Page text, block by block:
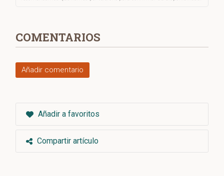
COMENTARIOS
Añadir comentario
Añadir a favoritos
Compartir artículo